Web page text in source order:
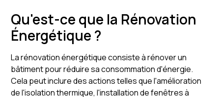
Qu'est-ce que la Rénovation
Énergétique ?
La rénovation énergétique consiste à rénover un
bâtiment pour réduire sa consommation d'énergie.
Cela peut inclure des actions telles que l'amélioration
de l'isolation thermique, l'installation de fenêtres à